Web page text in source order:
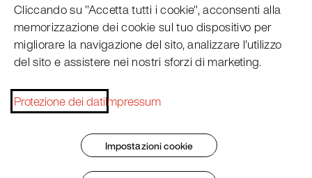
Subscribe Pacojet Newsletter
Would you like to be regularly updated on news, event
Cliccando su "Accetta tutti i cookie", acconsenti alla
memorizzazione dei cookie sul tuo dispositivo per
migliorare la navigazione del sito, analizzare l'utilizzo
del sito e assistere nei nostri sforzi di marketing.
Protezione dei datiImpressum
Impostazioni cookie